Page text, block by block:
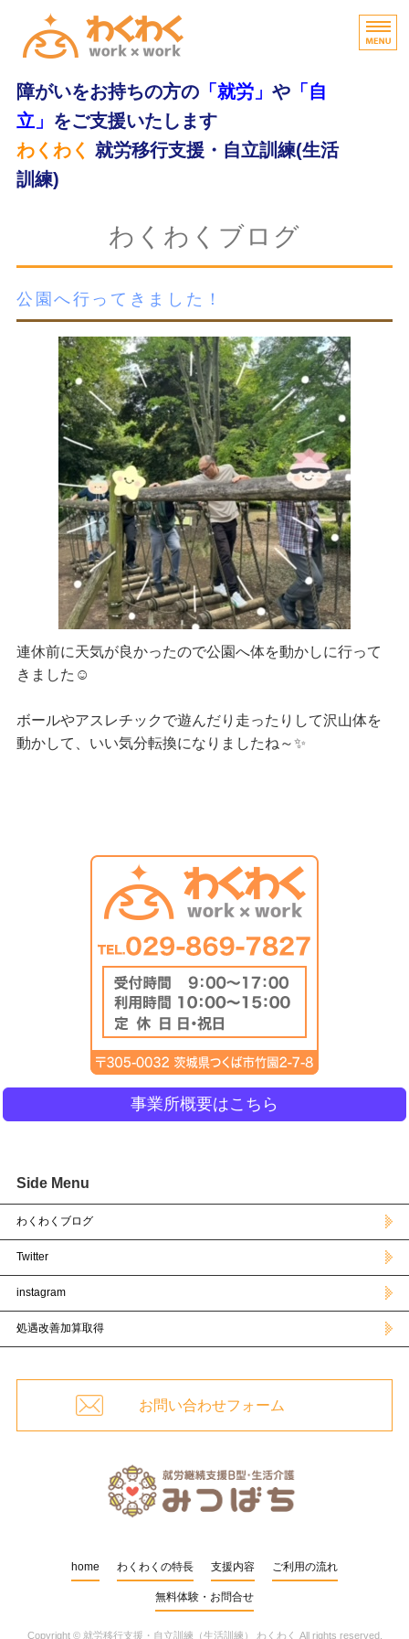
障がいをお持ちの方の「就労」 や「自
立」 をご支援いたします
わくわく 就労移行支援・自立訓練(生活
訓練)
わくわくの特長
支援内容
ご利用の流れ
無料体験・お問合せ
わくわくブログ
公園へ行ってきました！
連休前に天気が良かったので公園へ体を動かしに行って
きました☺
ボールやアスレチックで遊んだり走ったりして沢山体を
動かして、いい気分転換になりましたね～✨
事業所概要はこちら
Side Menu
わくわくブログ
Twitter
instagram
処遇改善加算取得
お問い合わせフォーム
home わくわくの特長 支援内容 ご利用の流れ
無料体験・お問合せ
Copyright © 就労移行支援・自立訓練（生活訓練） わくわく All rights reserved.